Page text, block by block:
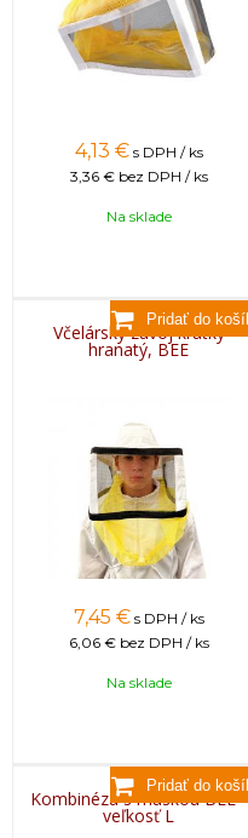
4,13 € s DPH / ks
3,36 € bez DPH / ks
Na sklade
Včelársky závoj krátky
hranatý, BEE
7,45 € s DPH / ks
6,06 € bez DPH / ks
Na sklade
Kombinéza s maskou BEE -
veľkosť L